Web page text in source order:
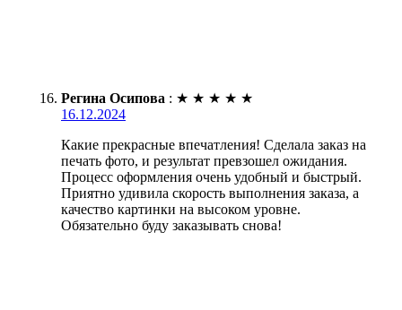
Регина Осипова : ★ ★ ★ ★ ★
16.12.2024
Какие прекрасные впечатления! Сделала заказ на
печать фото, и результат превзошел ожидания.
Процесс оформления очень удобный и быстрый.
Приятно удивила скорость выполнения заказа, а
качество картинки на высоком уровне.
Обязательно буду заказывать снова!